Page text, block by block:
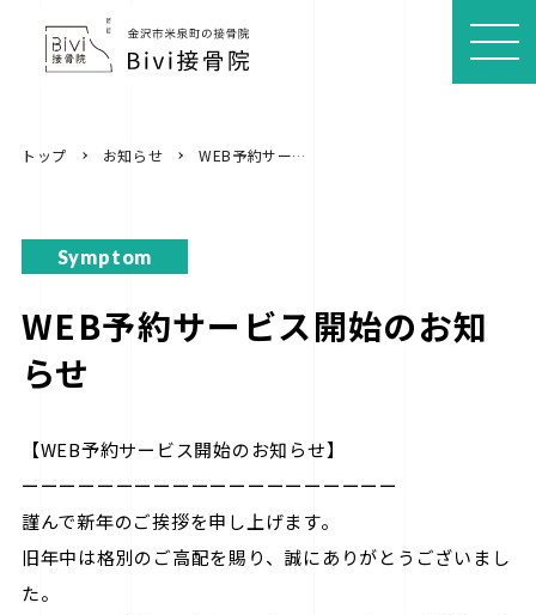
MEN
U
トップ お知らせ WEB予約サービス開始のお知らせ
Symptom
WEB予約サービス開始のお知
らせ
【WEB予約サービス開始のお知らせ】
ーーーーーーーーーーーーーーーーーーーー
謹んで新年のご挨拶を申し上げます。
旧年中は格別のご高配を賜り、誠にありがとうございまし
た。